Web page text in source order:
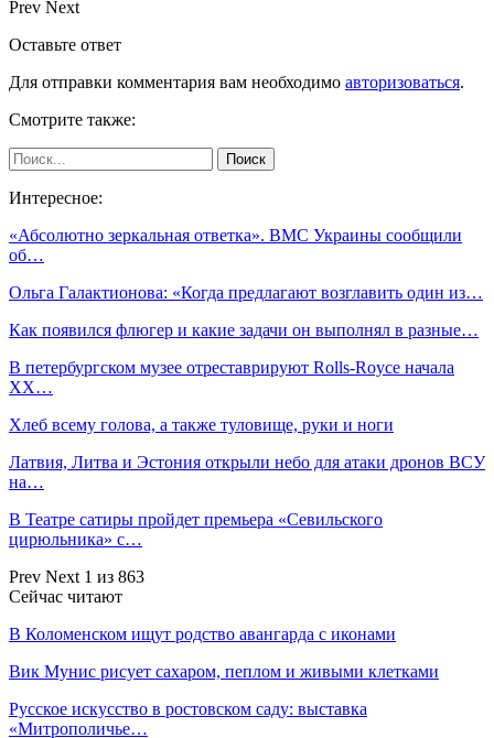
Prev Next
Оставьте ответ
Для отправки комментария вам необходимо авторизоваться.
Смотрите также:
Интересное:
«Абсолютно зеркальная ответка». ВМС Украины сообщили
об…
Ольга Галактионова: «Когда предлагают возглавить один из…
Как появился флюгер и какие задачи он выполнял в разные…
В петербургском музее отреставрируют Rolls-Royce начала
ХХ…
Хлеб всему голова, а также туловище, руки и ноги
Латвия, Литва и Эстония открыли небо для атаки дронов ВСУ
на…
В Театре сатиры пройдет премьера «Севильского
цирюльника» с…
Prev Next 1 из 863
Сейчас читают
В Коломенском ищут родство авангарда с иконами
Вик Мунис рисует сахаром, пеплом и живыми клетками
Русское искусство в ростовском саду: выставка
«Митрополичье…